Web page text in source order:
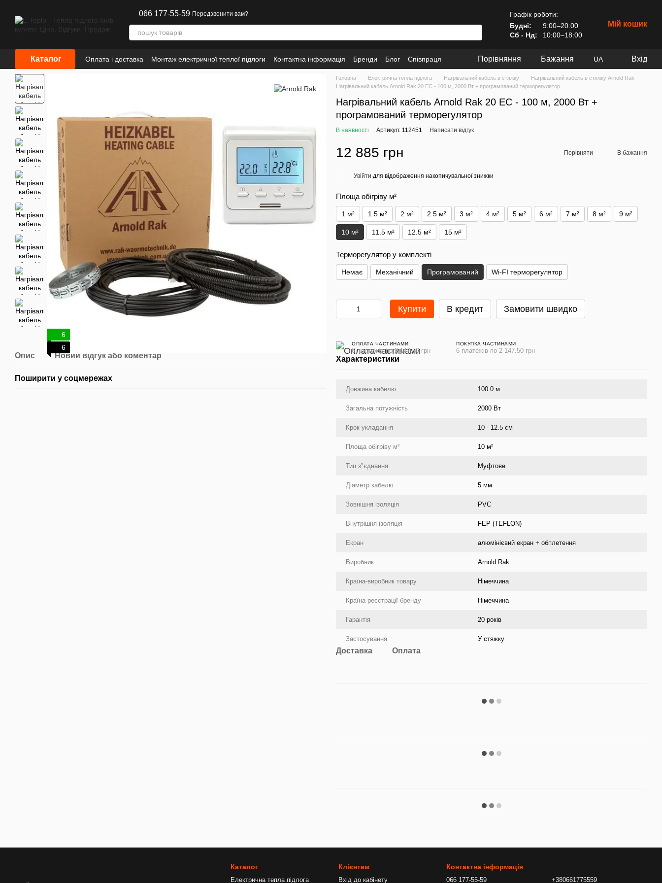
066 177-55-59 Передзвонити вам?
Графік роботи:
Будні:
9:00–20:00
Сб - Нд:
10:00–18:00
Мій кошик
Каталог Оплата і доставка Монтаж електричної теплої підлоги Контактна інформація Бренди Блог
Співпраця
Інформація
Порівняння Бажання UA Вхід
6
6
Опис Новий відгук або коментар
Поширити у соцмережах
Головна Електрична тепла підлога Нагрівальний кабель в стяжку
Нагрівальний кабель в стяжку Arnold Rak
Нагрівальний кабель Arnold Rak 20 EC - 100 м, 2000 Вт + програмований терморегулятор
Нагрівальний кабель Arnold Rak 20 EC - 100 м, 2000 Вт +
програмований терморегулятор
В наявності Артикул: 112451 Написати відгук
12 885 грн Порівняти В бажання
Увійти для відображення накопичувальної знижки
Площа обігріву м²
1 м² 1.5 м² 2 м² 2.5 м² 3 м² 4 м² 5 м² 6 м² 7 м² 8 м² 9 м²
10 м² 11.5 м² 12.5 м² 15 м²
Терморегулятор у комплекті
Немає Механічний Програмований Wi-FI терморегулятор
Купити В кредит Замовити швидко
ОПЛАТА ЧАСТИНАМИ
6 платежів по 2 147.50 грн
ПОКУПКА ЧАСТИНАМИ
6 платежів по 2 147.50 грн
Характеристики
Довжина кабелю 100.0 м
Загальна потужність 2000 Вт
Крок укладання 10 - 12.5 см
Площа обігріву м² 10 м²
Тип з"єднання Муфтове
Діаметр кабелю 5 мм
Зовнішня ізоляція PVC
Внутрішня ізоляція FEP (TEFLON)
Екран алюмінієвий екран + обплетення
Виробник Arnold Rak
Країна-виробник товару Німеччина
Країна реєстрації бренду Німеччина
Гарантія 20 років
Застосування У стяжку
Доставка Оплата
Каталог
Електрична тепла підлога
Клієнтам
Вхід до кабінету
Контактна інформація
066 177-55-59 +380661775559